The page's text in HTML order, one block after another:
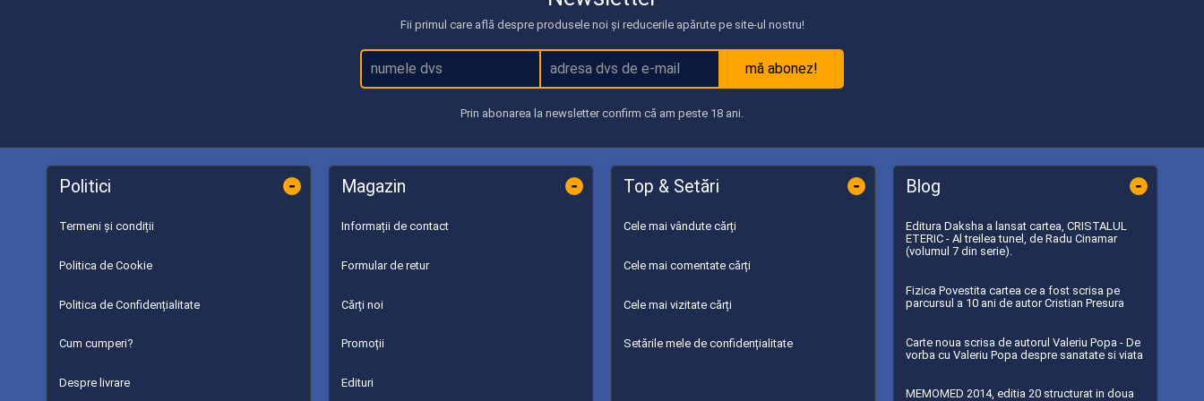
Fii primul care află despre produsele noi și reducerile apărute pe site-ul nostru!
mă abonez!
Prin abonarea la newsletter confirm că am peste 18 ani.
Politici -
Termeni și condiții
Politica de Cookie
Politica de Confidențialitate
Cum cumperi?
Despre livrare
Magazin -
Informații de contact
Formular de retur
Cărți noi
Promoții
Edituri
Top & Setări -
Cele mai vândute cărți
Cele mai comentate cărți
Cele mai vizitate cărți
Setările mele de confidențialitate
Blog -
Editura Daksha a lansat cartea, CRISTALUL
ETERIC - Al treilea tunel, de Radu Cinamar
(volumul 7 din serie).
Fizica Povestita cartea ce a fost scrisa pe
parcursul a 10 ani de autor Cristian Presura
Carte noua scrisa de autorul Valeriu Popa - De
vorba cu Valeriu Popa despre sanatate si viata
MEMOMED 2014, editia 20 structurat in doua